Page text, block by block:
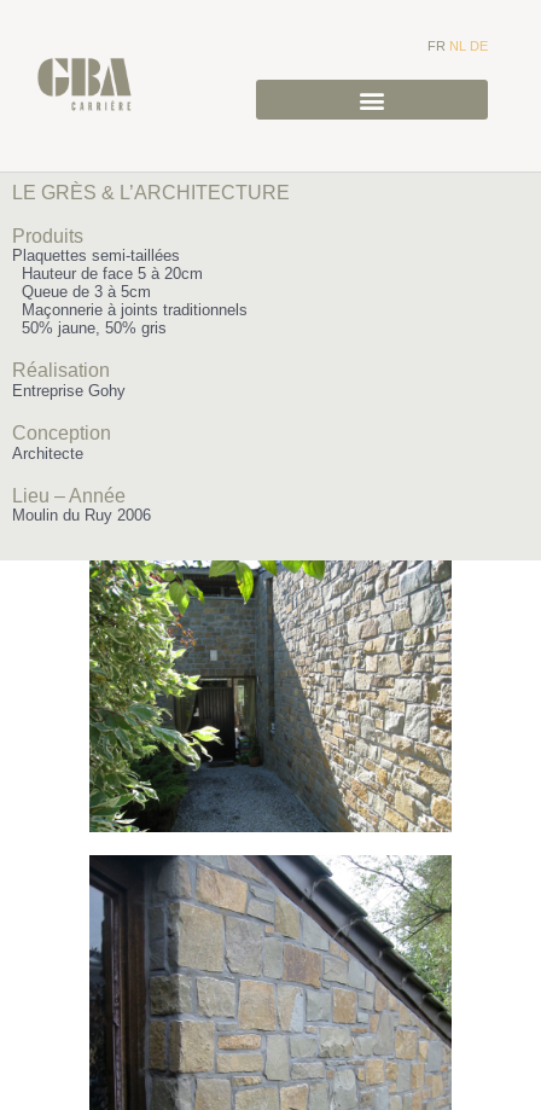
FR NL DE
LE GRÈS & L’ARCHITECTURE
Produits
Plaquettes semi-taillées
Hauteur de face 5 à 20cm
Queue de 3 à 5cm
Maçonnerie à joints traditionnels
50% jaune, 50% gris
Réalisation
Entreprise Gohy
Conception
Architecte
Lieu – Année
Moulin du Ruy 2006